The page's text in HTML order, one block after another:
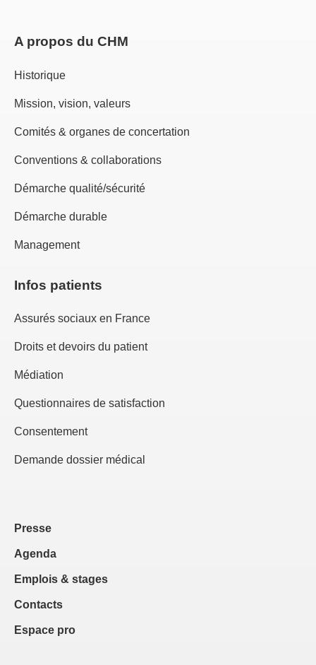
A propos du CHM
Historique
Mission, vision, valeurs
Comités & organes de concertation
Conventions & collaborations
Démarche qualité/sécurité
Démarche durable
Management
Infos patients
Assurés sociaux en France
Droits et devoirs du patient
Médiation
Questionnaires de satisfaction
Consentement
Demande dossier médical
Presse
Agenda
Emplois & stages
Contacts
Espace pro